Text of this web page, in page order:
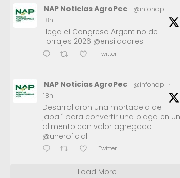
NAP Noticias AgroPec @infonap
·
18h
Llega el Congreso Argentino de
Forrajes 2026 @ensiladores
Twitter
NAP Noticias AgroPec @infonap
·
18h
Desarrollaron una mortadela de
jabalí para convertir una plaga en un
alimento con valor agregado
@uneroficial
Twitter
Load More